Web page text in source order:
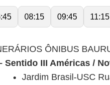
08:15 09:45 11:15
ÔNIBUS
Sentido III Américas /
Jardim Brasil-USC